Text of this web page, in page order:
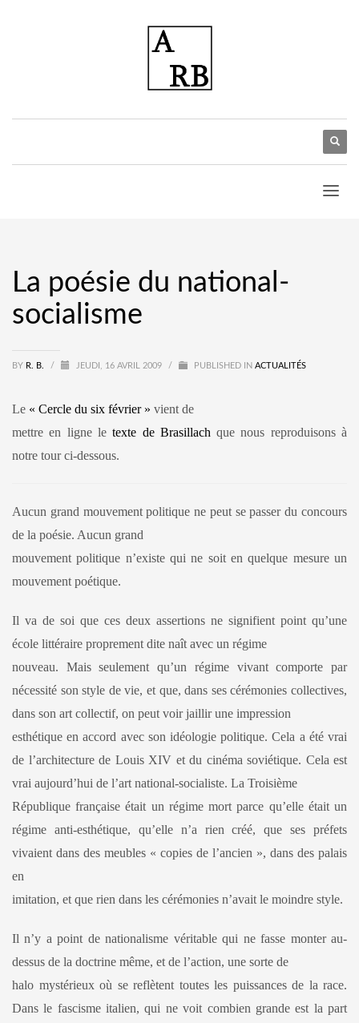
La poésie du national-
socialisme
BY R. B. / JEUDI, 16 AVRIL 2009 / PUBLISHED IN ACTUALITÉS
Le « Cercle du six février » vient de
mettre en ligne letexte de Brasillach que nous reproduisons à
notre tour ci-dessous.
Aucun grand mouvement politique ne peut se passer du concours
de la poésie. Aucun grand
mouvement politique n’existe qui ne soit en quelque mesure un
mouvement poétique.
Il va de soi que ces deux assertions ne signifient point qu’une
école littéraire proprement dite naît avec un régime
nouveau. Mais seulement qu’un régime vivant comporte par
nécessité son style de vie, et que, dans ses cérémonies collectives,
dans son art collectif, on peut voir jaillir une impression
esthétique en accord avec son idéologie politique. Cela a été vrai
de l’architecture de Louis XIV et du cinéma soviétique. Cela est
vrai aujourd’hui de l’art national-socialiste. La Troisième
République française était un régime mort parce qu’elle était un
régime anti-esthétique, qu’elle n’a rien créé, que ses préfets
vivaient dans des meubles « copies de l’ancien », dans des palais
en
imitation, et que rien dans les cérémonies n’avait le moindre style.
Il n’y a point de nationalisme véritable qui ne fasse monter au-
dessus de la doctrine même, et de l’action, une sorte de
halo mystérieux où se reflètent toutes les puissances de la race.
Dans le fascisme italien, qui ne voit combien grande est la part